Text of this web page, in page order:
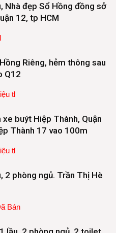
Nhà đẹp Sổ Hồng đồng sở
12, tp HCM
Riêng, hẻm thông sau
Q12
tl
xe buýt Hiệp Thành, Quận
Thành 17 vao 100m
tl
2 phòng ngủ. Trần Thị Hè
Bán